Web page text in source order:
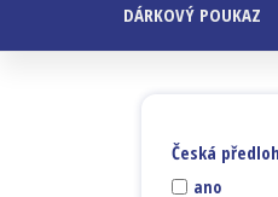
DÁRKOVÝ POUKAZ
Česká
ano